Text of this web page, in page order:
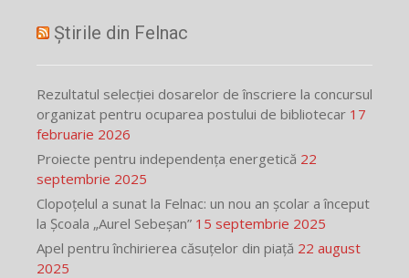
Știrile din Felnac
Rezultatul selecției dosarelor de înscriere la concursul
organizat pentru ocuparea postului de bibliotecar 17
februarie 2026
Proiecte pentru independența energetică 22
septembrie 2025
Clopoțelul a sunat la Felnac: un nou an școlar a început
la Școala „Aurel Sebeșan” 15 septembrie 2025
Apel pentru închirierea căsuțelor din piață 22 august
2025